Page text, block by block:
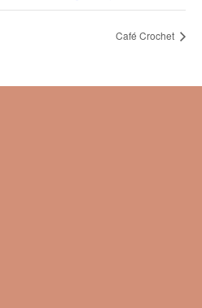
Café Crochet